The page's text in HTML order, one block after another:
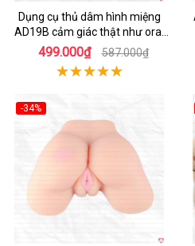
Dụng cụ thủ dâm hình miệng
AD19B cảm giác thật như oral
sex
499.000₫ 587.000₫
-34%